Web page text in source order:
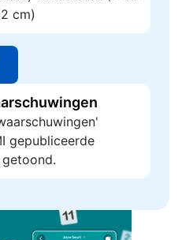
cm)
gepubliceerde